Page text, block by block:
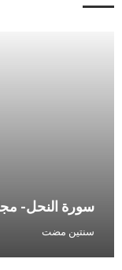
سورة النحل-
سنتين مضت